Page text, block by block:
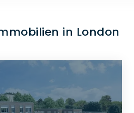
in London